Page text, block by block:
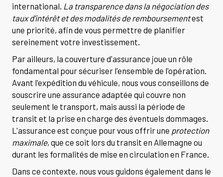
international. La transparence dans la négociation des
taux d'intérêt et des modalités de remboursementest
une priorité, afin de vous permettre de planifier
sereinement votre investissement.
Par ailleurs, la couverture d'assurance joue un rôle
fondamental pour sécuriser l'ensemble de l'opération.
Avant l'expédition du véhicule, nous vous conseillons de
souscrire une assurance adaptée qui couvre non
seulement le transport, mais aussi la période de
transit et la prise en charge des éventuels dommages.
L'assurance est conçue pour vous offrir une protection
maximale, que ce soit lors du transit en Allemagne ou
durant les formalités de mise en circulation en France.
Dans ce contexte, nous vous guidons également dans le